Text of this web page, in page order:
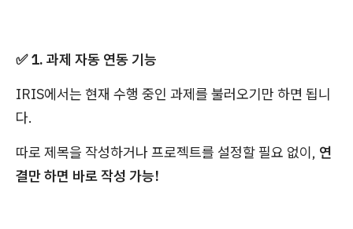
✅ 1. 과제 자동 연동 기능
IRIS에서는 현재 수행 중인 과제를 불러오기만 하면 됩니
다.
따로 제목을 작성하거나 프로젝트를 설정할 필요 없이, 연
결만 하면 바로 작성 가능!